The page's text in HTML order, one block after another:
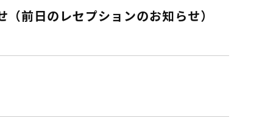
前日のレセプションのお知らせ）